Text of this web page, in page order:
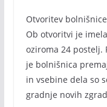
Otvoritev
Ob otvoritvi je
oziroma 24 postelj.
je bolnišnica
in vsebine dela so
gradnje novih